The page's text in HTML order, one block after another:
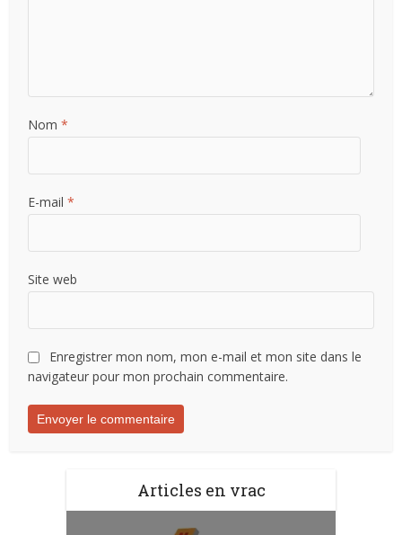
Nom*
E-mail*
Site web
Enregistrer mon nom, mon e-mail et mon site dans le
navigateur pour mon prochain commentaire.
Articles en vrac